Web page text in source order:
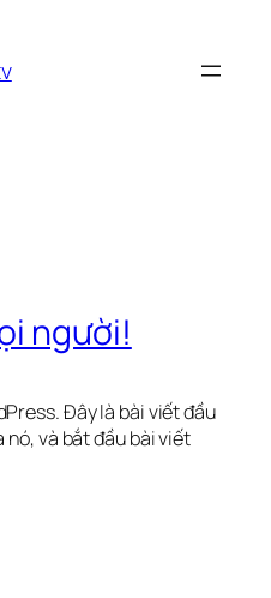
người!
Đây là bài viết đầu
nó, và bắt đầu bài viết